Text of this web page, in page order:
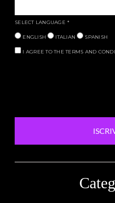
SELECT LANGUAGE *
ENGLISH ITALIAN SPANISH
I AGREE TO THE TERMS AND